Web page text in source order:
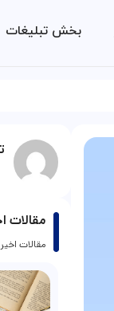
بخش تبلیغات
مقالات
مقالات